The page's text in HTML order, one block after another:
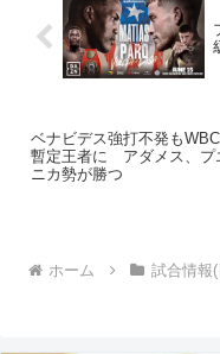
ベナビデス強打不発も
暫定王者に アダメス、プ
ニカ勢が勝つ
ホーム 試合情報